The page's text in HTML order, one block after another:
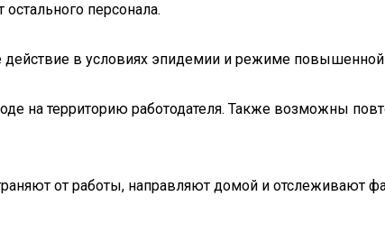
персонала.
в условиях эпидемии и режиме
на территорию работодателя. Также возможны
от работы, направляют домой и отслеживают